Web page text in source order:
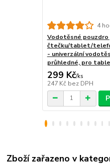
4
Vodotěsné pouzdro
čtečku/tablet/
- univerzální
průhledné, pro
299 Kč/ks
247 Kč bez DPH
Zboží zařazeno v